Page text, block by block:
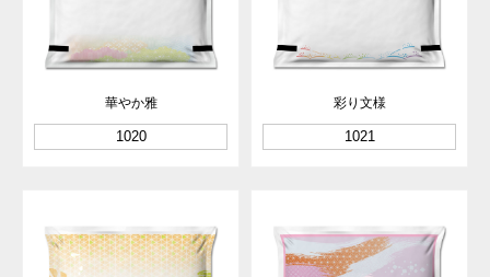
華やか雅
1020
彩り文様
1021